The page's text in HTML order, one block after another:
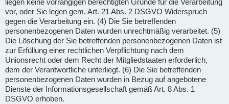
liegen keine vorrangigen berechtigten Gründe für die Verarbeitung
vor, oder Sie legen gem. Art. 21 Abs. 2 DSGVO Widerspruch
gegen die Verarbeitung ein. (4) Die Sie betreffenden
personenbezogenen Daten wurden unrechtmäßig verarbeitet. (5)
Die Löschung der Sie betreffenden personenbezogenen Daten ist
zur Erfüllung einer rechtlichen Verpflichtung nach dem
Unionsrecht oder dem Recht der Mitgliedstaaten erforderlich,
dem der Verantwortliche unterliegt. (6) Die Sie betreffenden
personenbezogenen Daten wurden in Bezug auf angebotene
Dienste der Informationsgesellschaft gemäß Art. 8 Abs. 1
DSGVO erhoben.